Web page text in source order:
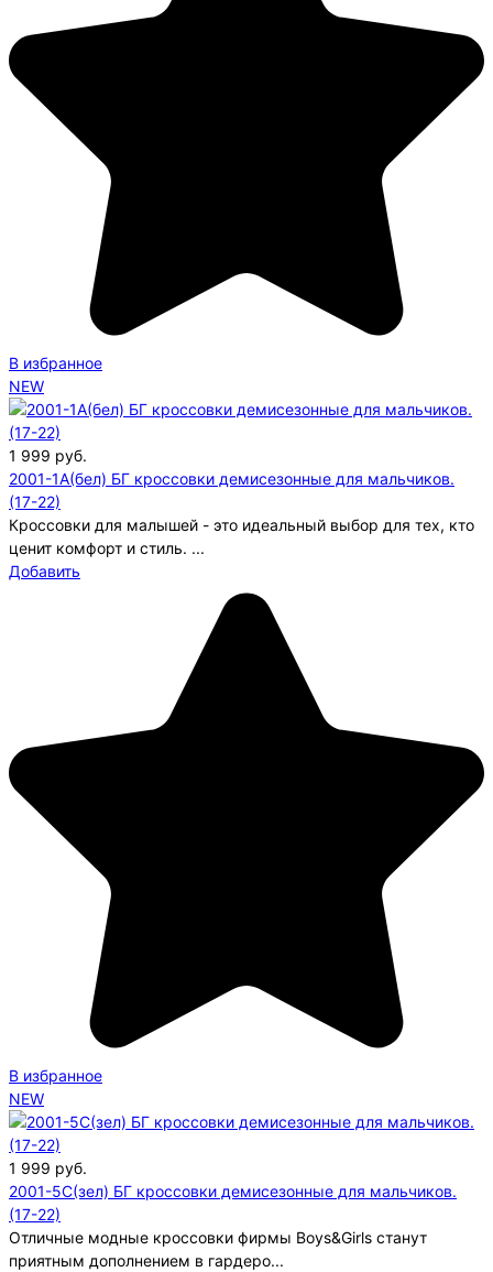
В избранное
NEW
1 999 руб.
2001-1A(бел) БГ кроссовки демисезонные для мальчиков.
(17-22)
Кроссовки для малышей - это идеальный выбор для тех, кто
ценит комфорт и стиль. ...
Добавить
В избранное
NEW
1 999 руб.
2001-5C(зел) БГ кроссовки демисезонные для мальчиков.
(17-22)
Отличные модные кроссовки фирмы Boys&Girls станут
приятным дополнением в гардеро...